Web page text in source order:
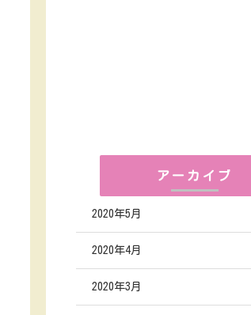
アーカイブ
2020年5月
2020年4月
2020年3月